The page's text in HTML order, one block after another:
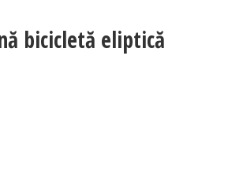
bicicletă eliptică